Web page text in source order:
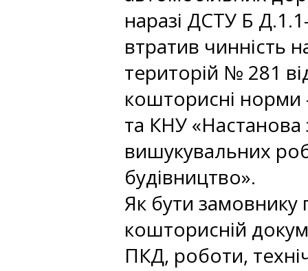
наразі ДСТУ Б
втратив чинність
територій № 281
кошторисні норми
та КНУ «Настанова
вишукувальних
будівництво».
Як бути замовнику
кошторисній
ПКД, роботи,